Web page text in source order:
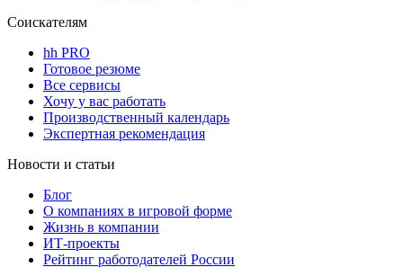
Соискателям
hh PRO
Готовое резюме
Все сервисы
Хочу у вас работать
Производственный календарь
Экспертная рекомендация
Новости и статьи
Блог
О компаниях в игровой форме
Жизнь в компании
ИТ-проекты
Рейтинг работодателей России